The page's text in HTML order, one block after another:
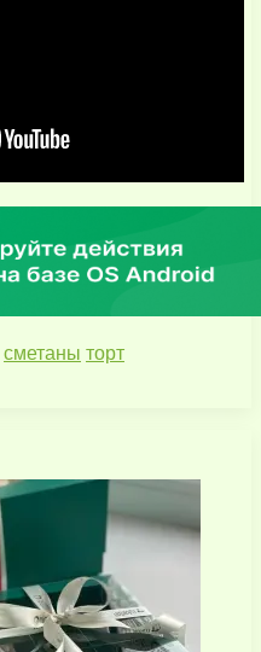
сметаны торт